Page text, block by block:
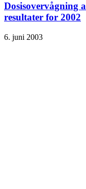
Dosisovervågning
resultater for 2002
6. juni 2003